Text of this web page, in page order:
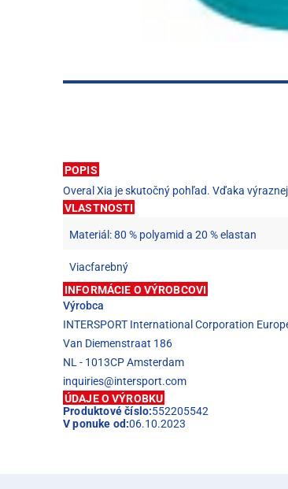
POPIS
Overal Xia je skutočný pohľad. Vďaka
VLASTNOSTI
Materiál: 80 % polyamid a 20 % elastan
Viacfarebný
INFORMÁCIE O VÝROBCOVI
Výrobca
INTERSPORT International Corporation
Van Diemenstraat 186
NL - 1013CP Amsterdam
inquiries@intersport.com
ÚDAJE O VÝROBKU
Produktové číslo:552205542
V ponuke od:06.10.2023